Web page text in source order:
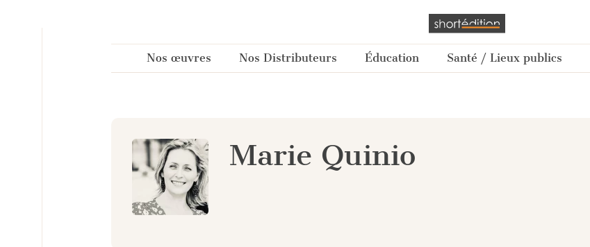
Nos œuvres Nos Distributeurs Éducation Santé / Lieux publics
Marie Quinio